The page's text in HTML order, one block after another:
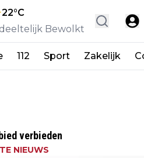
22°C
Bewolkt
112 Sport Zakelijk
verbieden
NIEUWS